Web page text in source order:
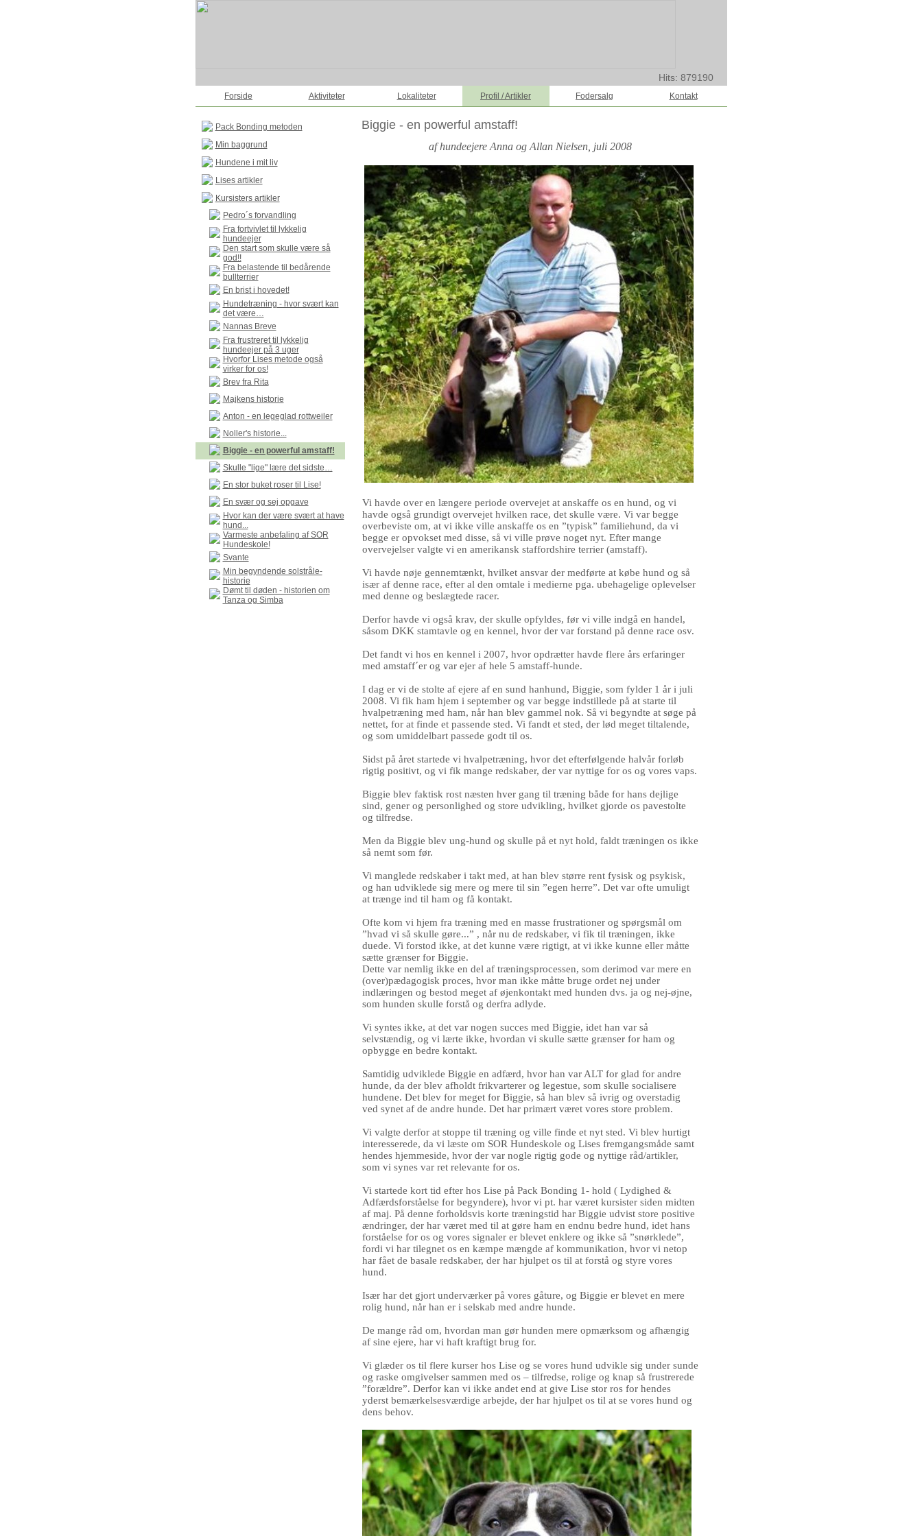
Hits: 879190
Forside Aktiviteter Lokaliteter Profil / Artikler Fodersalg Kontakt
Pack Bonding metoden
Min baggrund
Hundene i mit liv
Lises artikler
Kursisters artikler
Pedro´s forvandling
Fra fortvivlet til lykkelig
hundeejer
Den start som skulle være så
god!!
Fra belastende til bedårende
bullterrier
En brist i hovedet!
Hundetræning - hvor svært kan
det være…
Nannas Breve
Fra frustreret til lykkelig
hundeejer på 3 uger
Hvorfor Lises metode også
virker for os!
Brev fra Rita
Majkens historie
Anton - en legeglad rottweiler
Noller's historie...
Biggie - en powerful amstaff!
Skulle "lige" lære det sidste…
En stor buket roser til Lise!
En svær og sej opgave
Hvor kan der være svært at have
hund...
Varmeste anbefaling af SOR
Hundeskole!
Svante
Min begyndende solstråle-
historie
Dømt til døden - historien om
Tanza og Simba
Biggie - en powerful amstaff!
af hundeejere Anna og Allan Nielsen, juli 2008
Vi havde over en længere periode overvejet at anskaffe os en hund, og vi
havde også grundigt overvejet hvilken race, det skulle være. Vi var begge
overbeviste om, at vi ikke ville anskaffe os en ”typisk” familiehund, da vi
begge er opvokset med disse, så vi ville prøve noget nyt. Efter mange
overvejelser valgte vi en amerikansk staffordshire terrier (amstaff).
Vi havde nøje gennemtænkt, hvilket ansvar der medførte at købe hund og så
især af denne race, efter al den omtale i medierne pga. ubehagelige oplevelser
med denne og beslægtede racer.
Derfor havde vi også krav, der skulle opfyldes, før vi ville indgå en handel,
såsom DKK stamtavle og en kennel, hvor der var forstand på denne race osv.
Det fandt vi hos en kennel i 2007, hvor opdrætter havde flere års erfaringer
med amstaff´er og var ejer af hele 5 amstaff-hunde.
I dag er vi de stolte af ejere af en sund hanhund, Biggie, som fylder 1 år i juli
2008. Vi fik ham hjem i september og var begge indstillede på at starte til
hvalpetræning med ham, når han blev gammel nok. Så vi begyndte at søge på
nettet, for at finde et passende sted. Vi fandt et sted, der lød meget tiltalende,
og som umiddelbart passede godt til os.
Sidst på året startede vi hvalpetræning, hvor det efterfølgende halvår forløb
rigtig positivt, og vi fik mange redskaber, der var nyttige for os og vores vaps.
Biggie blev faktisk rost næsten hver gang til træning både for hans dejlige
sind, gener og personlighed og store udvikling, hvilket gjorde os pavestolte
og tilfredse.
Men da Biggie blev ung-hund og skulle på et nyt hold, faldt træningen os ikke
så nemt som før.
Vi manglede redskaber i takt med, at han blev større rent fysisk og psykisk,
og han udviklede sig mere og mere til sin ”egen herre”. Det var ofte umuligt
at trænge ind til ham og få kontakt.
Ofte kom vi hjem fra træning med en masse frustrationer og spørgsmål om
”hvad vi så skulle gøre...” , når nu de redskaber, vi fik til træningen, ikke
duede. Vi forstod ikke, at det kunne være rigtigt, at vi ikke kunne eller måtte
sætte grænser for Biggie.
Dette var nemlig ikke en del af træningsprocessen, som derimod var mere en
(over)pædagogisk proces, hvor man ikke måtte bruge ordet nej under
indlæringen og bestod meget af øjenkontakt med hunden dvs. ja og nej-øjne,
som hunden skulle forstå og derfra adlyde.
Vi syntes ikke, at det var nogen succes med Biggie, idet han var så
selvstændig, og vi lærte ikke, hvordan vi skulle sætte grænser for ham og
opbygge en bedre kontakt.
Samtidig udviklede Biggie en adfærd, hvor han var ALT for glad for andre
hunde, da der blev afholdt frikvarterer og legestue, som skulle socialisere
hundene. Det blev for meget for Biggie, så han blev så ivrig og overstadig
ved synet af de andre hunde. Det har primært været vores store problem.
Vi valgte derfor at stoppe til træning og ville finde et nyt sted. Vi blev hurtigt
interesserede, da vi læste om SOR Hundeskole og Lises fremgangsmåde samt
hendes hjemmeside, hvor der var nogle rigtig gode og nyttige råd/artikler,
som vi synes var ret relevante for os.
Vi startede kort tid efter hos Lise på Pack Bonding 1- hold ( Lydighed &
Adfærdsforståelse for begyndere), hvor vi pt. har været kursister siden midten
af maj. På denne forholdsvis korte træningstid har Biggie udvist store positive
ændringer, der har været med til at gøre ham en endnu bedre hund, idet hans
forståelse for os og vores signaler er blevet enklere og ikke så ”snørklede”,
fordi vi har tilegnet os en kæmpe mængde af kommunikation, hvor vi netop
har fået de basale redskaber, der har hjulpet os til at forstå og styre vores
hund.
Især har det gjort underværker på vores gåture, og Biggie er blevet en mere
rolig hund, når han er i selskab med andre hunde.
De mange råd om, hvordan man gør hunden mere opmærksom og afhængig
af sine ejere, har vi haft kraftigt brug for.
Vi glæder os til flere kurser hos Lise og se vores hund udvikle sig under sunde
og raske omgivelser sammen med os – tilfredse, rolige og knap så frustrerede
”forældre”. Derfor kan vi ikke andet end at give Lise stor ros for hendes
yderst bemærkelsesværdige arbejde, der har hjulpet os til at se vores hund og
dens behov.